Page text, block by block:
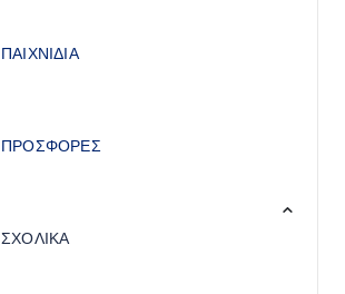
ΠΑΙΧΝΙΔΙΑ
ΠΡΟΣΦΟΡΕΣ
ΣΧΟΛΙΚΑ